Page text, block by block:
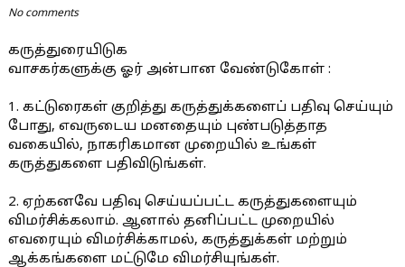
No comments
கருத்துரையிடுக
வாசகர்களுக்கு ஓர் அன்பான வேண்டுகோள் :
1. கட்டுரைகள் குறித்து கருத்துக்களைப் பதிவு செய்யும்
போது, எவருடைய மனதையும் புண்படுத்தாத
வகையில், நாகரிகமான முறையில் உங்கள்
கருத்துகளை பதிவிடுங்கள்.
2. ஏற்கனவே பதிவு செய்யப்பட்ட கருத்துகளையும்
விமர்சிக்கலாம். ஆனால் தனிப்பட்ட முறையில்
எவரையும் விமர்சிக்காமல், கருத்துக்கள் மற்றும்
ஆக்கங்களை மட்டுமே விமர்சியுங்கள்.